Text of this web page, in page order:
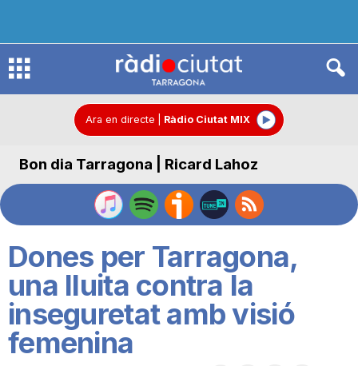
R
d
C
Ara en directe Ràdio Ciutat MIX
Bon dia Tarragona | Ricard Lahoz
Dones per Tarragona,
una lluita contra la
inseguretat amb visió
femenina